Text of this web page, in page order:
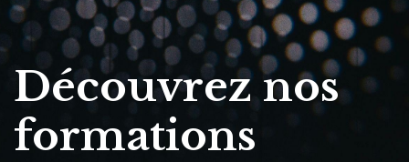
Découvrez nos
formations